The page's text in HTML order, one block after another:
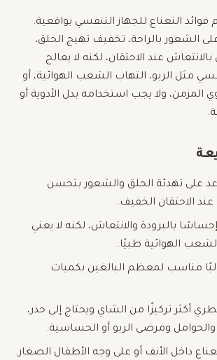
النعناع للجهاز التنفسي بواقعية.
الشعور بالراحة، تخفيف تهيج الحلق،
عند الاحتقان، لكنه لا يعالج
مثل الربو، التهاب الشعب الهوائية، أو
المزمن، ولا يجب استخدامه بدل الأدوية أو
على تهدئة الحلق والشعور بتحسن
الاحتقان الخفيف.
بالبرودة والانتعاش، لكنه لا يعني
الهوائية طبيًا.
مناسب لمعظم البالغين بكميات
أكثر تركيزًا من الشاي ويحتاج إلى حذر،
ومرضى الربو أو الحساسية.
داخل الأنف أو على وجه الأطفال الصغار.